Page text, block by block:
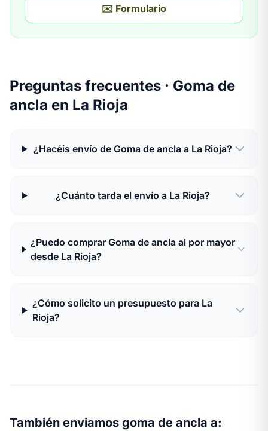
✉️ Formulario
Preguntas frecuentes · Goma de
ancla en La Rioja
¿Hacéis envío de Goma de ancla a La Rioja?
¿Cuánto tarda el envío a La Rioja?
¿Puedo comprar Goma de ancla al por mayor
desde La Rioja?
¿Cómo solicito un presupuesto para La
Rioja?
También enviamos goma de ancla a: